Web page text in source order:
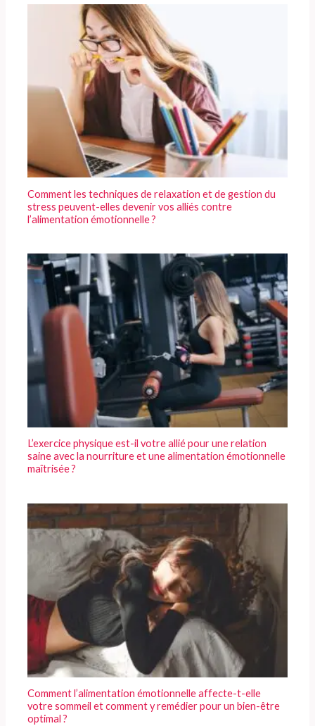
Comment les techniques de relaxation et de gestion du
stress peuvent-elles devenir vos alliés contre
l’alimentation émotionnelle ?
L’exercice physique est-il votre allié pour une relation
saine avec la nourriture et une alimentation émotionnelle
maîtrisée ?
Comment l’alimentation émotionnelle affecte-t-elle
votre sommeil et comment y remédier pour un bien-être
optimal ?